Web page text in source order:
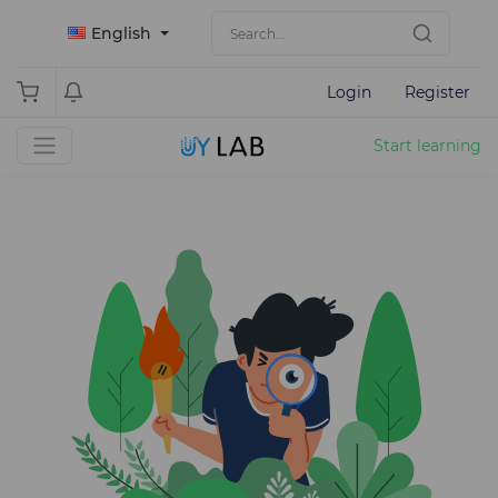
English
Login Register
Start learning